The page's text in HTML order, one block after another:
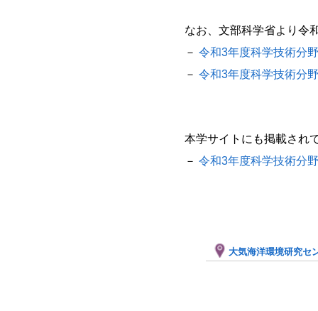
なお、文部科学省より令
－ 令和3年度科学技術分
－ 令和3年度科学技術分
本学サイトにも掲載され
－ 令和3年度科学技術分
大気海洋環境研究セ